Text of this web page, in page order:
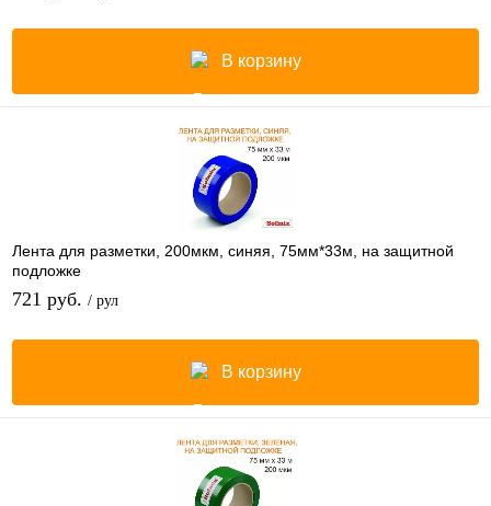
В корзину
Лента для разметки, 200мкм, синяя, 75мм*33м, на защитной
подложке
721 руб. / рул
В корзину